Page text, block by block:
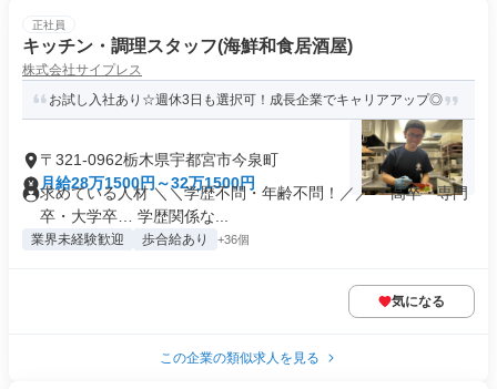
正社員
キッチン・調理スタッフ(海鮮和食居酒屋)
株式会社サイプレス
お試し入社あり☆週休3日も選択可！成長企業でキャリアアップ◎
〒321-0962栃木県宇都宮市今泉町
月給28万1500円～32万1500円
求めている人材 ＼＼学歴不問・年齢不問！／／ ＊高卒・専門
卒・大学卒… 学歴関係な...
業界未経験歓迎 歩合給あり +36個
気になる
この企業の類似求人を見る